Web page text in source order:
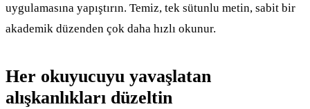
uygulamasına yapıştırın. Temiz, tek sütunlu metin, sabit bir
akademik düzenden çok daha hızlı okunur.
Her okuyucuyu yavaşlatan
alışkanlıkları düzeltin